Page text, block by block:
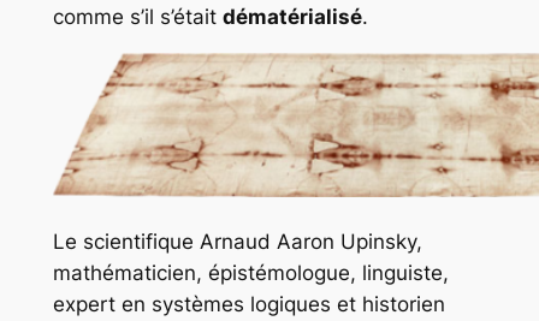
comme s’il s’était dématérialisé.
Le scientifique Arnaud Aaron Upinsky,
mathématicien, épistémologue, linguiste,
expert en systèmes logiques et historien